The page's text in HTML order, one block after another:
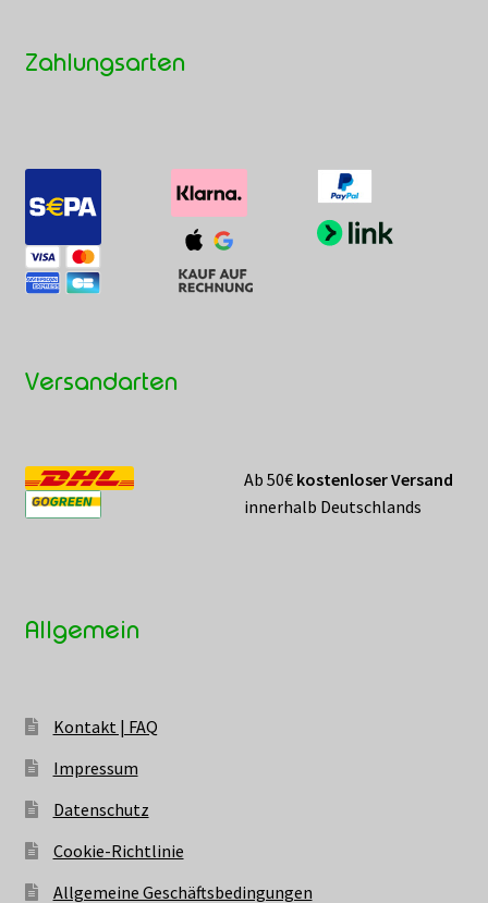
Zahlungsarten
Versandarten
Ab 50€ kostenloser Versand
innerhalb Deutschlands
Allgemein
Kontakt | FAQ
Impressum
Datenschutz
Cookie-Richtlinie
Allgemeine Geschäftsbedingungen